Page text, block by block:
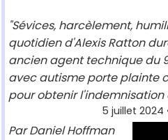
"Sévices, harcèlement,
quotidien d'Alexis Ratton
ancien agent technique du
avec autisme porte plainte
pour obtenir l'indemnisation
5 juillet 2024
Par Daniel Hoffman